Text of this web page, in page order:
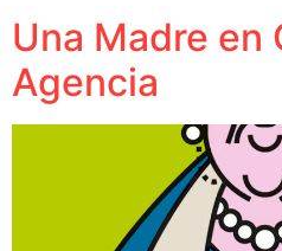
Una Madre en
Agencia